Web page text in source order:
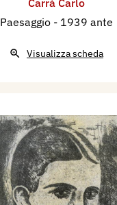
Paesaggio - 1939 ante
Visualizza scheda